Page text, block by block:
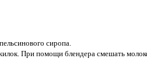
сиропа.
При помощи блендера смешать